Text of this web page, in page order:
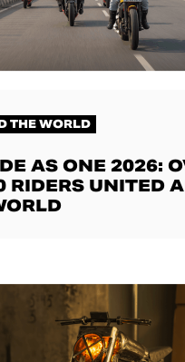
THE WORLD
AS ONE 2026:
RIDERS UNITED